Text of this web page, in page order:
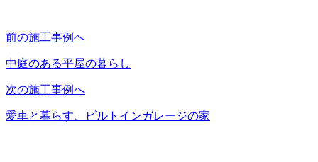
前の施工事例へ
中庭のある平屋の暮らし
次の施工事例へ
愛車と暮らす、ビルトインガレージの家